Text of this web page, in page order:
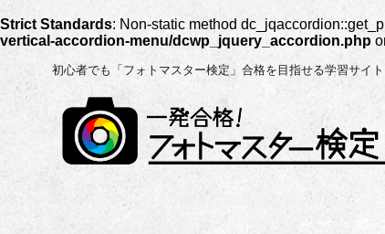
Strict Standards: Non-static method
vertical-accordion-menu/dcwp_jquery_accordion.php
初心者でも「フォトマスター検定」合格を目指せる学習サイト